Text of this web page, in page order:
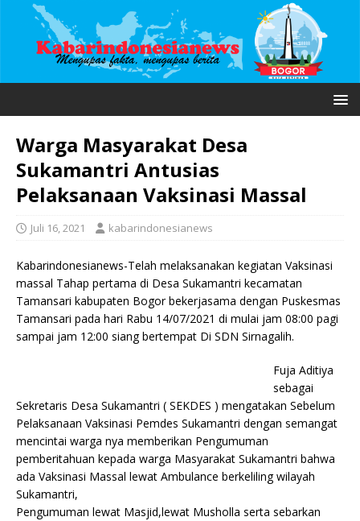
Warga Masyarakat Desa
Sukamantri Antusias
Pelaksanaan Vaksinasi Massal
Juli 16, 2021 kabarindonesianews
Kabarindonesianews-Telah melaksanakan kegiatan Vaksinasi
massal Tahap pertama di Desa Sukamantri kecamatan
Tamansari kabupaten Bogor bekerjasama dengan Puskesmas
Tamansari pada hari Rabu 14/07/2021 di mulai jam 08:00 pagi
sampai jam 12:00 siang bertempat Di SDN Sirnagalih.
Fuja Aditiya
sebagai
Sekretaris Desa Sukamantri ( SEKDES ) mengatakan Sebelum
Pelaksanaan Vaksinasi Pemdes Sukamantri dengan semangat
mencintai warga nya memberikan Pengumuman
pemberitahuan kepada warga Masyarakat Sukamantri bahwa
ada Vaksinasi Massal lewat Ambulance berkeliling wilayah
Sukamantri,
Pengumuman lewat Masjid,lewat Musholla serta sebarkan